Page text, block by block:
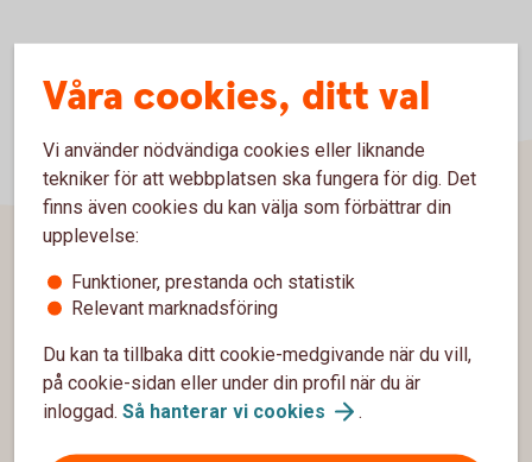
Våra cookies, ditt val
Vi använder nödvändiga cookies eller liknande
tekniker för att webbplatsen ska fungera för dig. Det
finns även cookies du kan välja som förbättrar din
upplevelse:
Funktioner, prestanda och statistik
Relevant marknadsföring
Du kan ta tillbaka ditt cookie-medgivande när du vill,
på cookie-sidan eller under din profil när du är
inloggad. Så hanterar vi cookies .
Sidfot
Hitta snabbt
Kontakta oss
Spärrhjälp